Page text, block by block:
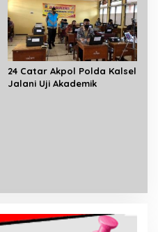
24 Catar Akpol Polda Kalsel
Jalani Uji Akademik